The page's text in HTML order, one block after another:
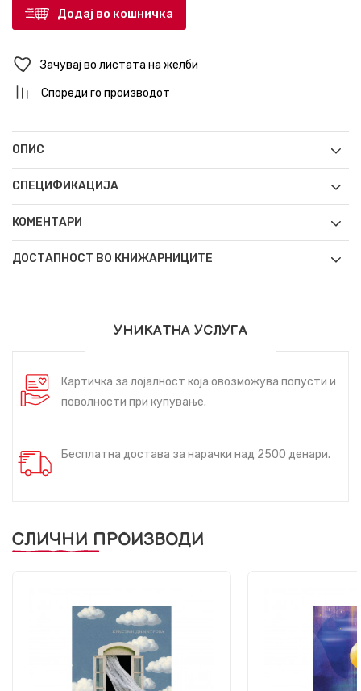
Додај во кошничка
Зачувај во листата на желби
Спореди го производот
ОПИС
СПЕЦИФИКАЦИЈА
КОМЕНТАРИ
ДОСТАПНОСТ ВО КНИЖАРНИЦИТЕ
УНИКАТНА УСЛУГА
Картичка за лојалност која овозможува попусти и
поволности при купување.
Бесплатна достава за нарачки над 2500 денари.
СЛИЧНИ ПРОИЗВОДИ